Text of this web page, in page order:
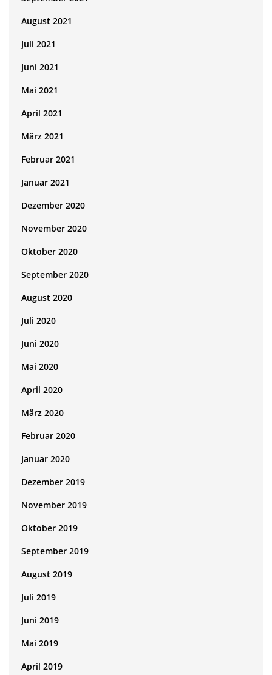
August 2021
Juli 2021
Juni 2021
Mai 2021
April 2021
März 2021
Februar 2021
Januar 2021
Dezember 2020
November 2020
Oktober 2020
September 2020
August 2020
Juli 2020
Juni 2020
Mai 2020
April 2020
März 2020
Februar 2020
Januar 2020
Dezember 2019
November 2019
Oktober 2019
September 2019
August 2019
Juli 2019
Juni 2019
Mai 2019
April 2019